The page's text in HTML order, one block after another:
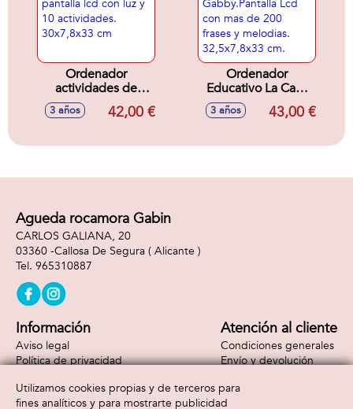
Ordenador
actividades de
Bluey pantalla lcd
con luz y 10
30x7,8x33 cm
3 años 42,00 €
Ordenador
Educativo La Casa
De Muñecas De
Gabby.Pantalla Lcd
frases y melodias.
3 años 43,00 €
Agueda rocamora Gabin
CARLOS GALIANA, 20
03360 -Callosa De Segura ( Alicante )
965310887
Información
Aviso legal
Política de privacidad
Atención al cliente
Condiciones generales
Envío y devolución
Formas de pago
Utilizamos cookies propias y de terceros para
fines analíticos y para mostrarte publicidad